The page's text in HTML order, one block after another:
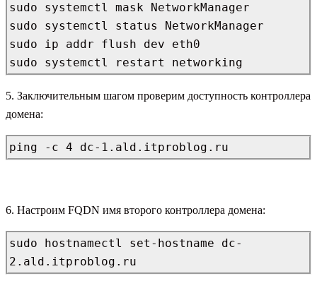
sudo systemctl mask NetworkManager
sudo systemctl status NetworkManager
sudo ip addr flush dev eth0
sudo systemctl restart networking
5. Заключительным шагом проверим доступность контроллера
домена:
ping -c 4 dc-1.ald.itproblog.ru
6. Настроим FQDN имя второго контроллера домена:
sudo hostnamectl set-hostname dc-
2.ald.itproblog.ru